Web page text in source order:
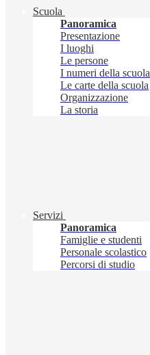
Scuola
Panoramica
Presentazione
I luoghi
Le persone
I numeri della scuola
Le carte della scuola
Organizzazione
La storia
Servizi
Panoramica
Famiglie e studenti
Personale scolastico
Percorsi di studio